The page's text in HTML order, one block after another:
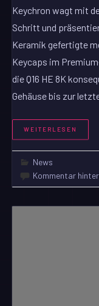
Keychron wagt mit
Schritt und
Keramik gefertigte
Keycaps im
die Q16 HE 8K
Gehäuse bis zur
WEITERLESEN
News
Kommentar